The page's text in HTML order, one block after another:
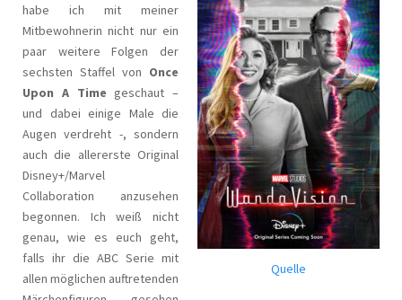
Quelle
habe ich mit meiner
Mitbewohnerin nicht nur ein
paar weitere Folgen der
sechsten Staffel von Once
Upon A Time geschaut –
und dabei einige Male die
Augen verdreht -, sondern
auch die allererste Original
Disney+/Marvel
Collaboration anzusehen
begonnen. Ich weiß nicht
genau, wie es euch geht,
falls ihr die ABC Serie mit
allen möglichen auftretenden